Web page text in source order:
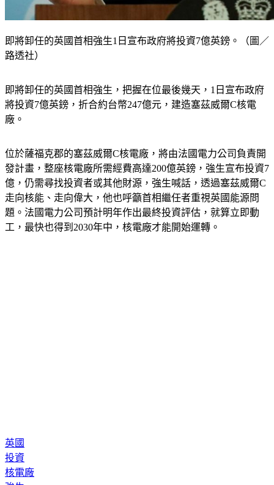
即將卸任的英國首相強生1日宣布政府將投資7億英鎊。（圖／
即將卸任的英國首相強生，把握在位最後幾天，1日宣布政府
將投資7億英鎊，折合約台幣247億元，建造塞茲威爾C核電
位於薩福克郡的塞茲威爾C核電廠，將由法國電力公司負責開
發計畫，整座核電廠所需經費高達200億英鎊，強生宣布投資7
億，仍需尋找投資者或其他財源，強生喊話，透過塞茲威爾C
走向核能、走向偉大，他也呼籲首相繼任者重視英國能源問
題。法國電力公司預計明年作出最終投資評估，就算立即動
英國
投資